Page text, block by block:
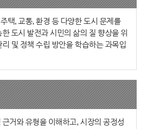
택, 교통, 환경 등 다양한 도시 문제를
도시 발전과 시민의 삶의 질 향상을 위
및 정책 수립 방안을 학습하는 과목입
거와 유형을 이해하고, 시장의 공정성